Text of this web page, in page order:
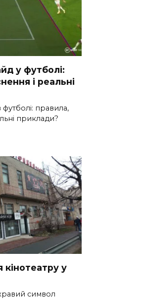
у футболі:
і реальні
правила,
приклади?
кінотеатру у
символ